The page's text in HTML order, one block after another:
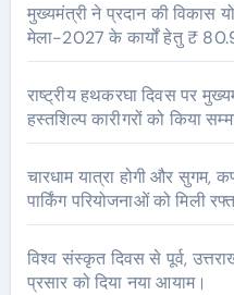
मुख्यमंत्री ने प्रदान की विकास
मेला-2027 के कार्यों हेतु ₹
राष्ट्रीय हथकरघा दिवस पर
हस्तशिल्प कारीगरों को किया
चारधाम यात्रा होगी और सुगम,
पार्किंग परियोजनाओं को मिली
विश्व संस्कृत दिवस से पूर्व,
प्रसार को दिया नया आयाम।